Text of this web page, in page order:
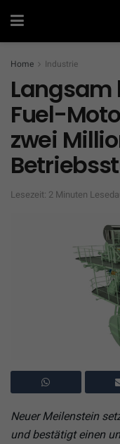
Home Industrie
Fuel-
zwei
Lesezeit: 2 Minuten
Neuer Meilenstein
und bestätigt einen